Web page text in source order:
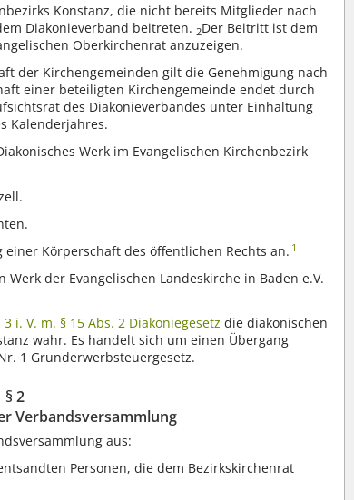
Konstanz, die nicht bereits Mitglieder nach
Diakonieverband beitreten. 2Der Beitritt ist dem
Oberkirchenrat anzuzeigen.
der Kirchengemeinden gilt die Genehmigung nach
einer beteiligten Kirchengemeinde endet durch
des Diakonieverbandes unter Einhaltung
Kalenderjahres.
Werk im Evangelischen Kirchenbezirk
Körperschaft des öffentlichen Rechts an. 1
der Evangelischen Landeskirche in Baden e.V.
3 i. V. m. § 15 Abs. 2 Diakoniegesetz die diakonischen
wahr. Es handelt sich um einen Übergang
1 Grunderwerbsteuergesetz.
§ 2
Verbandsversammlung
aus:
Personen, die dem Bezirkskirchenrat